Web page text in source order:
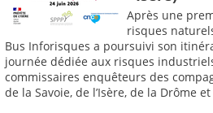
Après une
risques
Bus Inforisques a poursuivi son
journée dédiée aux risques
commissaires enquêteurs des
de la Savoie, de l’Isère, de la Drôme et